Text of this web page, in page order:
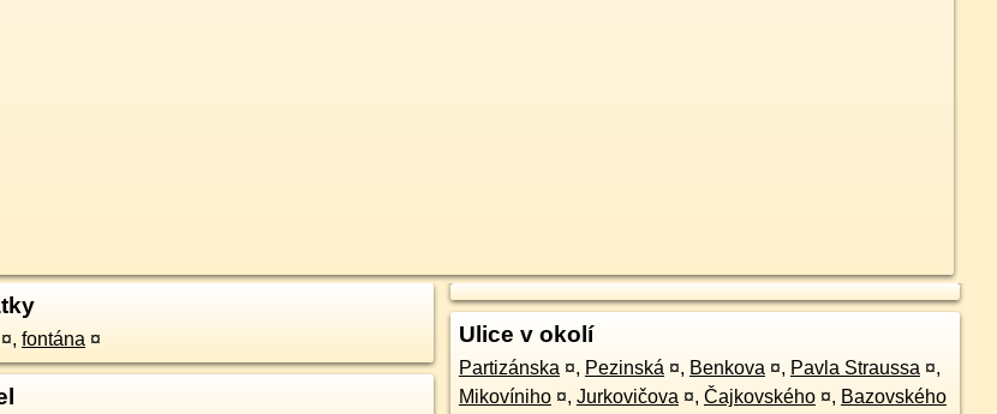
¤, fontána ¤ Ulice v okolí
Partizánska ¤, Pezinská ¤, Benkova ¤, Pavla Straussa ¤,
Mikovíniho ¤, Jurkovičova ¤, Čajkovského ¤, Bazovského